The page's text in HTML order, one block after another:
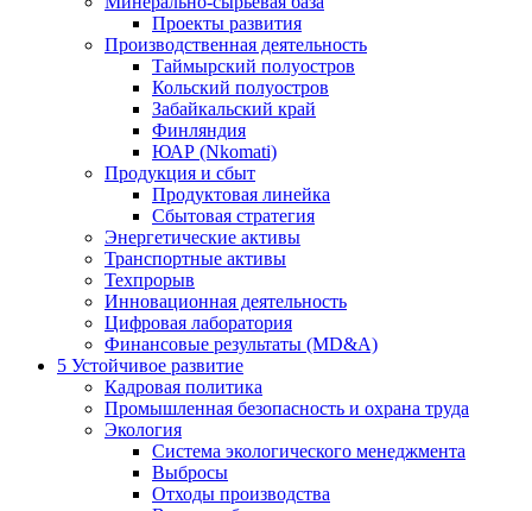
Проекты развития
Производственная деятельность
Таймырский полуостров
Кольский полуостров
Забайкальский край
Финляндия
ЮАР (Nkomati)
Продукция и сбыт
Продуктовая линейка
Сбытовая стратегия
Энергетические активы
Транспортные активы
Техпрорыв
Инновационная деятельность
Цифровая лаборатория
Финансовые результаты (MD&A)
5 Устойчивое развитие
Кадровая политика
Промышленная безопасность и охрана труда
Экология
Система экологического менеджмента
Выбросы
Отходы производства